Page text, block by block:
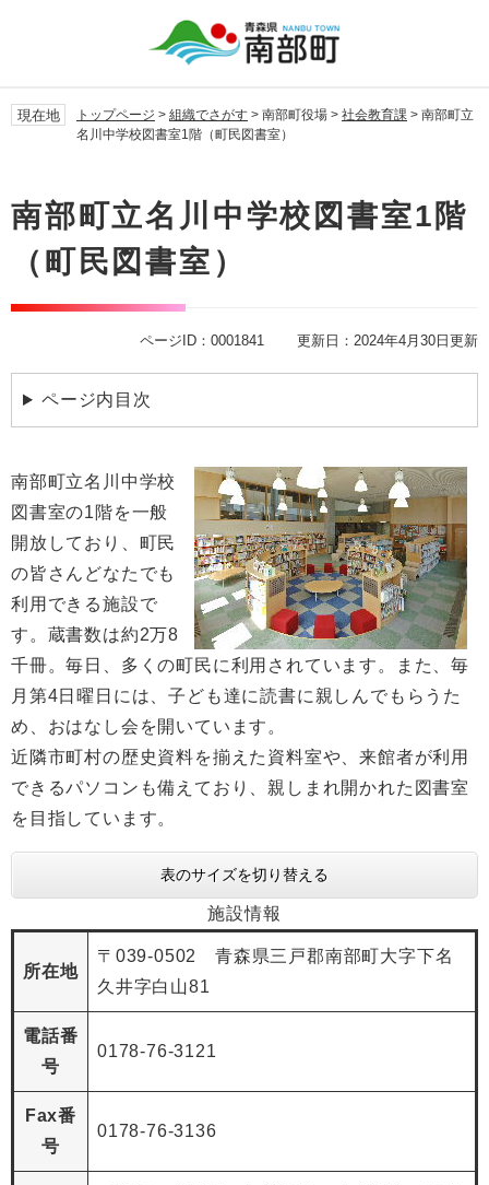
先
頭
を
飛
現在地 トップページ > 組織でさがす > 南部町役場 > 社会教育課 > 南部町立
名川中学校図書室1階（町民図書室）
文
南部町立名川中学校図書室1階
（町民図書室）
ページID：0001841 更新日：2024年4月30日更新
ページ内目次
南部町立名川中学校
図書室の1階を一般
開放しており、町民
の皆さんどなたでも
利用できる施設で
す。蔵書数は約2万8
千冊。毎日、多くの町民に利用されています。また、毎
月第4日曜日には、子ども達に読書に親しんでもらうた
め、おはなし会を開いています。
近隣市町村の歴史資料を揃えた資料室や、来館者が利用
できるパソコンも備えており、親しまれ開かれた図書室
を目指しています。
表のサイズを切り替える
施設情報
所在地
〒039-0502 青森県三戸郡南部町大字下名
久井字白山81
電話番
号
0178-76-3121
Fax番
号
0178-76-3136